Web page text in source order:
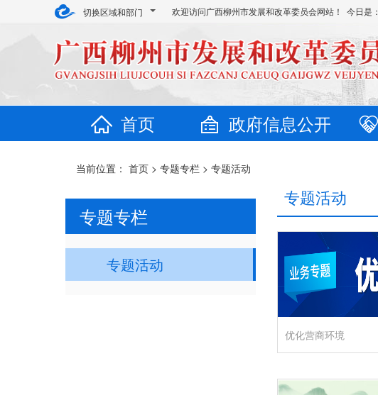
切换区域和部门 欢迎访问广西柳州市发展和改革委员会网站！ 今日是：
首页 政府信息公开
当前位置： 首页 > 专题专栏 > 专题活动
专题专栏
专题活动
专题活动
优化营商环境